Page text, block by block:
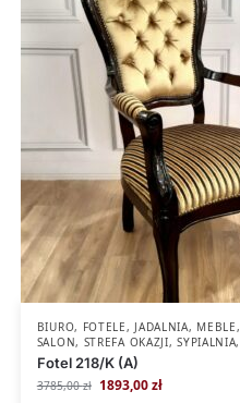
BIURO, FOTELE, JADALNIA, MEBLE,
SALON, STREFA OKAZJI,SYPIALNIA,
Fotel 218/K (A)
3785,00zł 1893,00zł